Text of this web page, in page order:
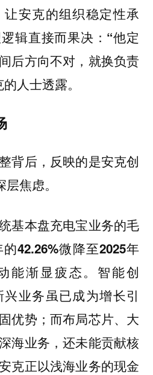
安克的组织稳定性承
辑直接而果决： “他定
后方向不对，就换负责
人士透露。
背后，反映的是安克创
焦虑。
基本盘充电宝业务的毛
42.26%微降至2025年
能渐显疲态。 智能创
业务虽已成为增长引
优势；而布局芯片、大
海业务，还未能贡献核
克正以浅海业务的现金